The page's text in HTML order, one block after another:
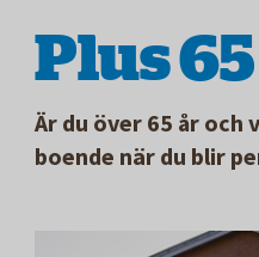
Plus 65
Är du över 65 år och
boende när du blir